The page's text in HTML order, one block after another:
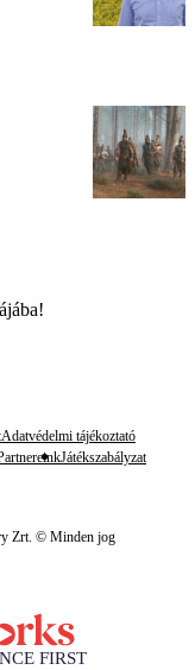
Adatvédelmi tájékoztató
Játékszabályzat
Zrt. © Minden jog